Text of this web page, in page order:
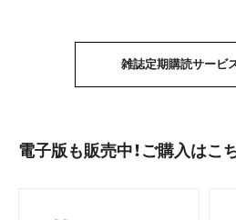
雑誌定期購読サービ
電子版も販売中！ご購入はこ